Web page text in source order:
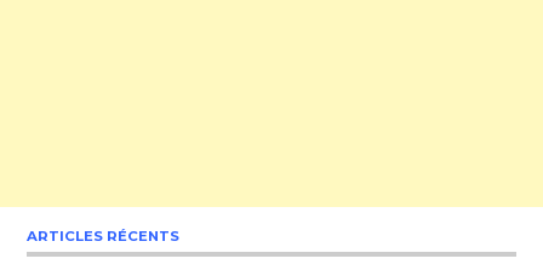
ARTICLES RÉCENTS